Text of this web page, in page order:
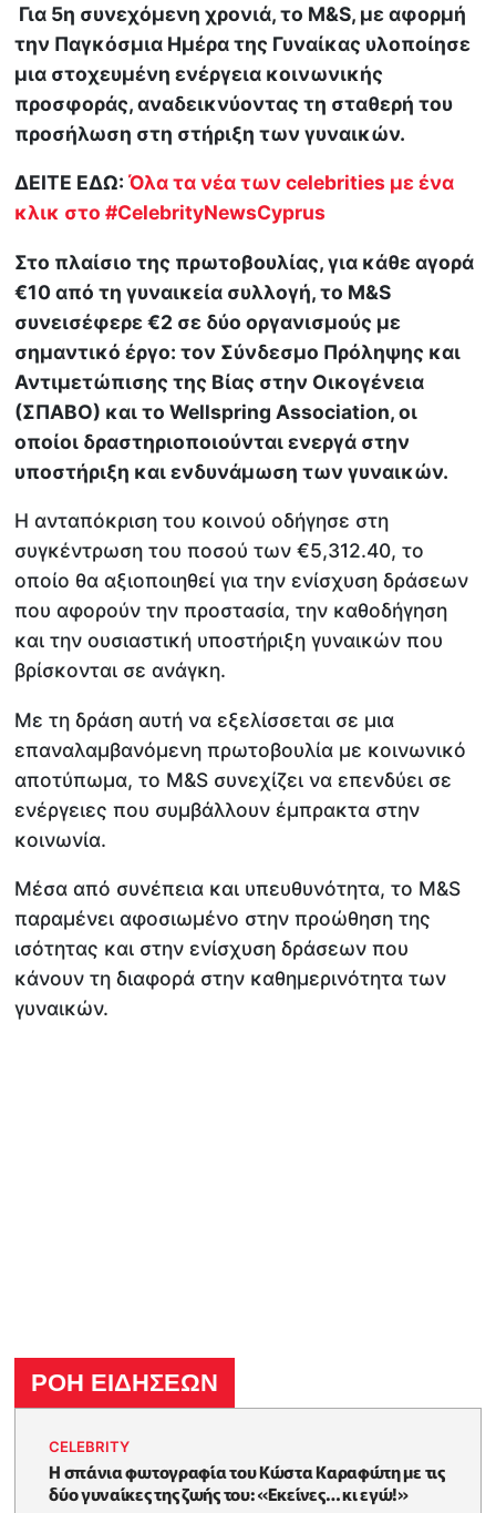
Για 5η συνεχόμενη χρονιά, το M&S, με αφορμή
την Παγκόσμια Ημέρα της Γυναίκας υλοποίησε
μια στοχευμένη ενέργεια κοινωνικής
προσφοράς, αναδεικνύοντας τη σταθερή του
προσήλωση στη στήριξη των γυναικών.
ΔΕΙΤΕ ΕΔΩ:Όλα τα νέα των celebrities με ένα
κλικ στο #CelebrityNewsCyprus
Στο πλαίσιο της πρωτοβουλίας, για κάθε αγορά
€10 από τη γυναικεία συλλογή, το M&S
συνεισέφερε €2 σε δύο οργανισμούς με
σημαντικό έργο: τον Σύνδεσμο Πρόληψης και
Αντιμετώπισης της Βίας στην Οικογένεια
(ΣΠΑΒΟ) και το Wellspring Association, οι
οποίοι δραστηριοποιούνται ενεργά στην
υποστήριξη και ενδυνάμωση των γυναικών.
Η ανταπόκριση του κοινού οδήγησε στη
συγκέντρωση του ποσού των €5,312.40, το
οποίο θα αξιοποιηθεί για την ενίσχυση δράσεων
που αφορούν την προστασία, την καθοδήγηση
και την ουσιαστική υποστήριξη γυναικών που
βρίσκονται σε ανάγκη.
Με τη δράση αυτή να εξελίσσεται σε μια
επαναλαμβανόμενη πρωτοβουλία με κοινωνικό
αποτύπωμα, το M&S συνεχίζει να επενδύει σε
ενέργειες που συμβάλλουν έμπρακτα στην
κοινωνία.
Μέσα από συνέπεια και υπευθυνότητα, το M&S
παραμένει αφοσιωμένο στην προώθηση της
ισότητας και στην ενίσχυση δράσεων που
κάνουν τη διαφορά στην καθημερινότητα των
γυναικών.
ΡΟΗ ΕΙΔΗΣΕΩΝ
CELEBRITY
Η σπάνια φωτογραφία του Κώστα Καραφώτη με τις
δύο γυναίκες της ζωής του: «Εκείνες… κι εγώ!»